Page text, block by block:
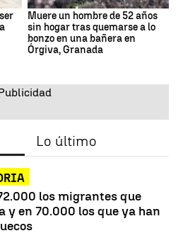
Muere un hombre de 52 años
sin hogar tras quemarse a lo
bonzo en una bañera en
Órgiva, Granada
Lo último
los migrantes que
y en 70.000 los que ya han